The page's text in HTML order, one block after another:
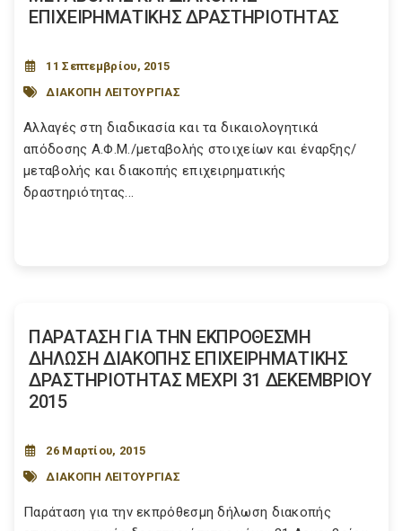
ΕΠΙΧΕΙΡΗΜΑΤΙΚΗΣ ΔΡΑΣΤΗΡΙΟΤΗΤΑΣ
11 Σεπτεμβρίου, 2015
ΔΙΑΚΟΠΗ ΛΕΙΤΟΥΡΓΙΑΣ
Αλλαγές στη διαδικασία και τα δικαιολογητικά
απόδοσης Α.Φ.Μ./μεταβολής στοιχείων και έναρξης/
μεταβολής και διακοπής επιχειρηματικής
δραστηριότητας...
ΠΑΡΑΤΑΣΗ ΓΙΑ ΤΗΝ ΕΚΠΡΟΘΕΣΜΗ
ΔΗΛΩΣΗ ΔΙΑΚΟΠΗΣ ΕΠΙΧΕΙΡΗΜΑΤΙΚΗΣ
ΔΡΑΣΤΗΡΙΟΤΗΤΑΣ ΜΕΧΡΙ 31 ΔΕΚΕΜΒΡΙΟΥ
2015
26 Μαρτίου, 2015
ΔΙΑΚΟΠΗ ΛΕΙΤΟΥΡΓΙΑΣ
Παράταση για την εκπρόθεσμη δήλωση διακοπής